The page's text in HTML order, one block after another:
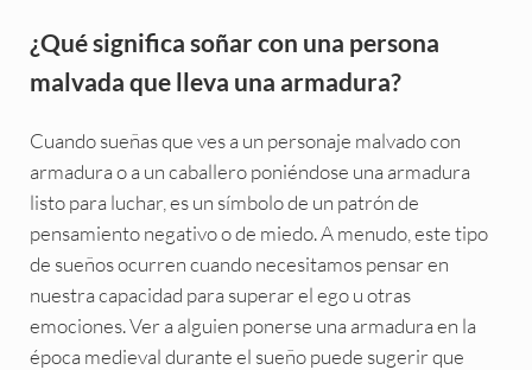
¿Qué significa soñar con una persona
malvada que lleva una armadura?
Cuando sueñas que ves a un personaje malvado con
armadura o a un caballero poniéndose una armadura
listo para luchar, es un símbolo de un patrón de
pensamiento negativo o de miedo. A menudo, este tipo
de sueños ocurren cuando necesitamos pensar en
nuestra capacidad para superar el ego u otras
emociones. Ver a alguien ponerse una armadura en la
época medieval durante el sueño puede sugerir que